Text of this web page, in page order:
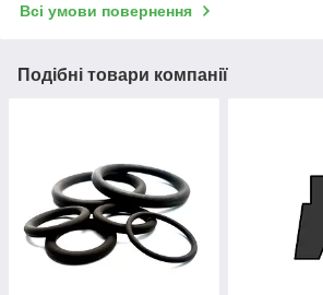
Всі умови повернення
Подібні товари компанії